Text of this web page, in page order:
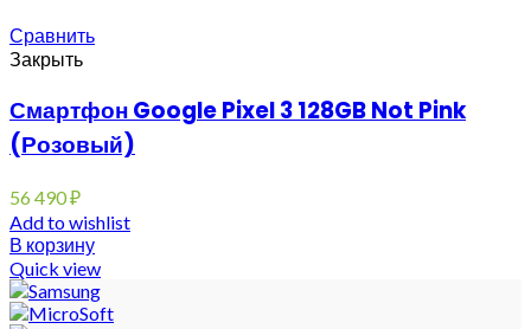
Сравнить
Закрыть
Смартфон Google Pixel 3 128GB Not Pink
(Розовый)
56 490₽
Add to wishlist
В корзину
Quick view